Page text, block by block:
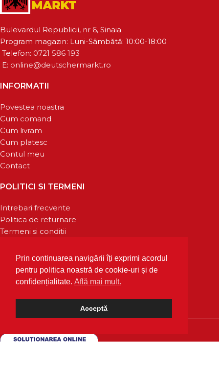
Prin continuarea navigării îți exprimi acordul
pentru politica noastră de cookie-uri și de
confidențialitate. Află mai mult.
Acceptă
Bulevardul Republicii, nr 6, Sinaia
Program magazin: Luni-Sâmbătă: 10:00-18:00
Telefon: 0721 586 193
E: online@deutschermarkt.ro
INFORMATII
Povestea noastra
Cum comand
Cum livram
Cum platesc
Contul meu
Contact
POLITICI SI TERMENI
Intrebari frecvente
Politica de returnare
Termeni si conditii